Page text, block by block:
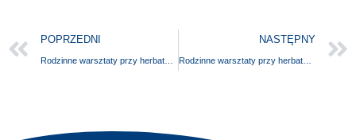
POPRZEDNI NASTĘPNY
Rodzinne warsztaty przy herbatce i słodkościach